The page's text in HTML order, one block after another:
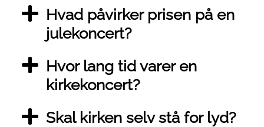
Hvad påvirker prisen på en
julekoncert?
Hvor lang tid varer en
kirkekoncert?
Skal kirken selv stå for lyd?